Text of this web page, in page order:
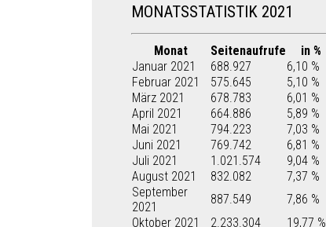
MONATSSTATISTIK 2021
Monat Seitenaufrufe in %
Januar 2021
688.927 6,10 %
Februar 2021
575.645 5,10 %
März 2021
678.783 6,01 %
April 2021
664.886 5,89 %
Mai 2021
794.223 7,03 %
Juni 2021
769.742 6,81 %
Juli 2021
1.021.574 9,04 %
August 2021
832.082 7,37 %
September
2021
887.549 7,86 %
Oktober 2021
2.233.304 19,77 %